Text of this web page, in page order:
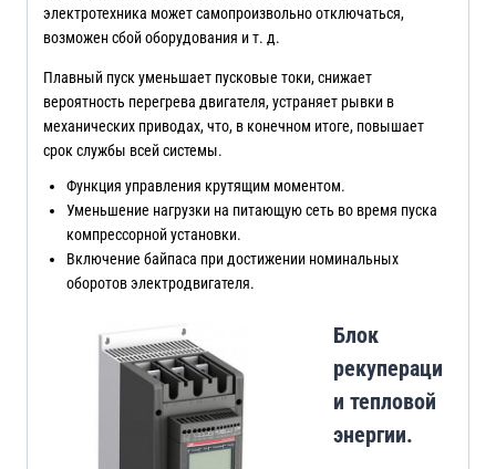
электротехника может самопроизвольно отключаться,
возможен сбой оборудования и т. д.
Плавный пуск уменьшает пусковые токи, снижает
вероятность перегрева двигателя, устраняет рывки в
механических приводах, что, в конечном итоге, повышает
срок службы всей системы.
Функция управления крутящим моментом.
Уменьшение нагрузки на питающую сеть во время пуска
компрессорной установки.
Включение байпаса при достижении номинальных
оборотов электродвигателя.
Блок
рекупераци
и тепловой
энергии.